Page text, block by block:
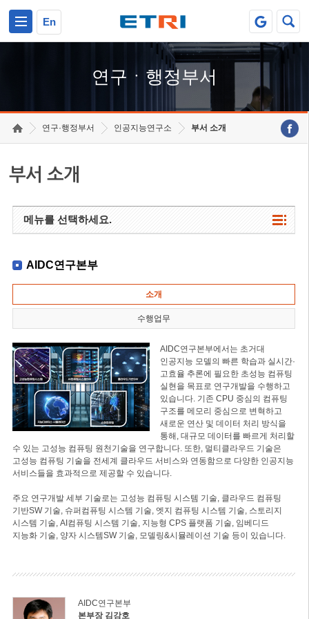
En
연구ㆍ행정부서
연구·행정부서 인공지능연구소 부서 소개
부서 소개
메뉴를 선택하세요.
AIDC연구본부
소개
수행업무
AIDC연구본부에서는 초거대
인공지능 모델의 빠른 학습과 실시간·
고효율 추론에 필요한 초성능 컴퓨팅
실현을 목표로 연구개발을 수행하고
있습니다. 기존 CPU 중심의 컴퓨팅
구조를 메모리 중심으로 변혁하고
새로운 연산 및 데이터 처리 방식을
통해, 대규모 데이터를 빠르게 처리할
수 있는 고성능 컴퓨팅 원천기술을 연구합니다. 또한, 멀티클라우드 기술은
고성능 컴퓨팅 기술을 전세계 클라우드 서비스와 연동함으로 다양한 인공지능
서비스들을 효과적으로 제공할 수 있습니다.
주요 연구개발 세부 기술로는 고성능 컴퓨팅 시스템 기술, 클라우드 컴퓨팅
기반SW 기술, 슈퍼컴퓨팅 시스템 기술, 엣지 컴퓨팅 시스템 기술, 스토리지
시스템 기술, AI컴퓨팅 시스템 기술, 지능형 CPS 플랫폼 기술, 임베디드
지능화 기술, 양자 시스템SW 기술, 모델링&시뮬레이션 기술 등이 있습니다.
AIDC연구본부
본부장 김강호